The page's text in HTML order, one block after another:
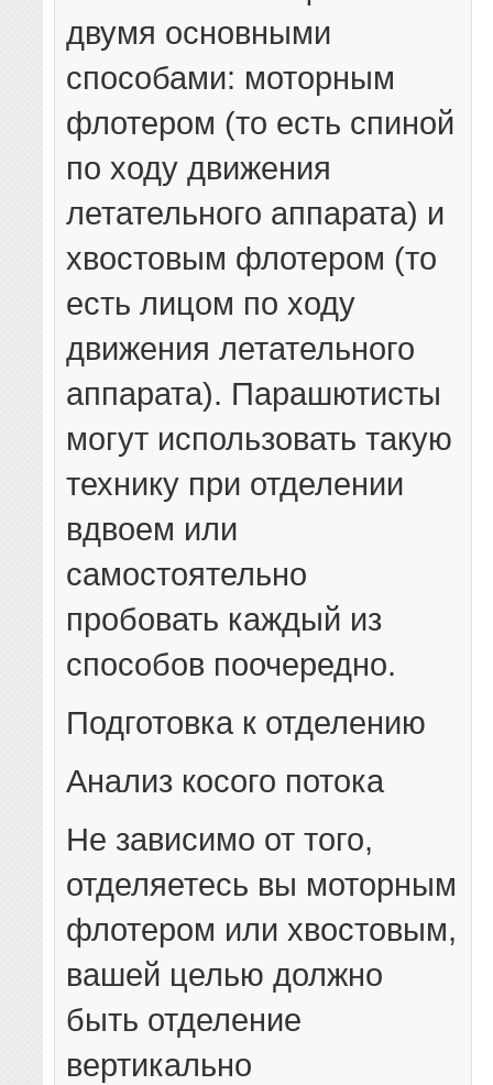
двумя основными
способами: моторным
флотером (то есть спиной
по ходу движения
летательного аппарата) и
хвостовым флотером (то
есть лицом по ходу
движения летательного
аппарата). Парашютисты
могут использовать такую
технику при отделении
вдвоем или
самостоятельно
пробовать каждый из
способов поочередно.
Подготовка к отделению
Анализ косого потока
Не зависимо от того,
отделяетесь вы моторным
флотером или хвостовым,
вашей целью должно
быть отделение
вертикально